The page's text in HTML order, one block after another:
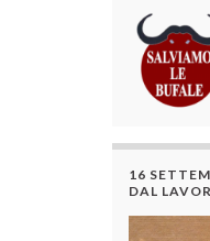
16
DAL